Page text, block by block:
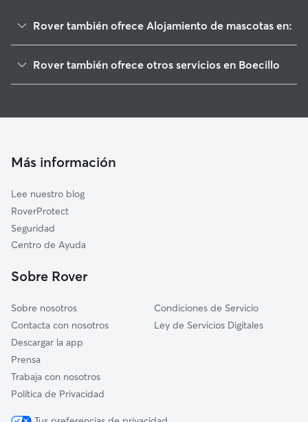
Rover también ofrece Alojamiento de mascotas en:
Aldeamayor de San Martín
La Pedraja de Portillo
Aldea de San Miguel
Simancas
Arroyo de la Encomienda
Mojados
Rover también ofrece otros servicios en Boecillo
Cuidadores a domicilio en Boecillo
Más información
Lee nuestro blog
RoverProtect
Seguridad
Centro de Ayuda
Sobre Rover
Sobre nosotros
Contacta con nosotros
Descargar la app
Prensa
Trabaja con nosotros
Política de Privacidad
Condiciones de Servicio
Ley de Servicios Digitales